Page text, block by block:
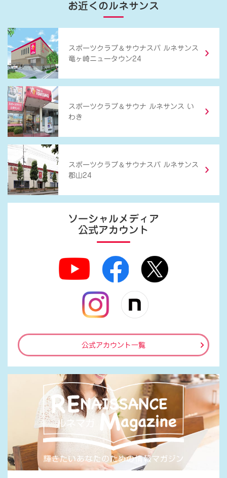
お近くのルネサンス
スポーツクラブ ＆ サウナスパ ルネサンス
竜ヶ崎ニュータウン24
スポーツクラブ ＆ サウナ ルネサンス い
わき
スポーツクラブ ＆ サウナスパ ルネサンス
郡山24
ソーシャルメディア
公式アカウント
公式アカウント一覧